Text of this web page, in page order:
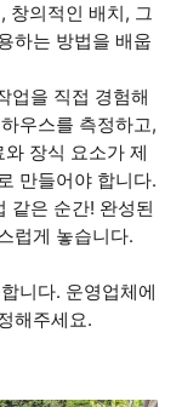
창의적인 배치, 그
하는 방법을 배웁
업을 직접 경험해
우스를 측정하고,
장식 요소가 제
만들어야 합니다.
같은 순간! 완성된
럽게 놓습니다.
니다. 운영업체에
해주세요.